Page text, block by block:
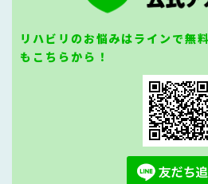
リハビリのお悩みはラインで無
もこちらから！